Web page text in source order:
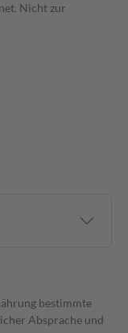
Nicht zur
bestimmte
Absprache und